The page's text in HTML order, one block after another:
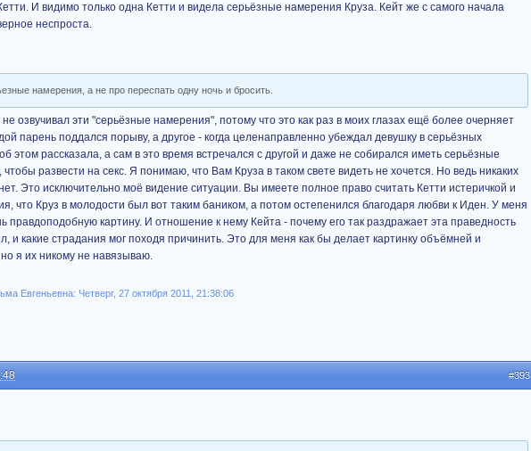
И видимо только одна Кетти и видела серьёзные намерения Круза. Кейт же с самого начала
неспроста.
намерения, а не про переспать одну ночь и бросить.
озвучивал эти "серьёзные намерения", потому что это как раз в моих глазах ещё более очерняет
парень поддался порыву, а другое - когда целенаправленно убеждал девушку в серьёзных
этом рассказала, а сам в это время встречался с другой и даже не собирался иметь серьёзные
развести на секс. Я понимаю, что Вам Круза в таком свете видеть не хочется. Но ведь никаких
Это исключительно моё видение ситуации. Вы имеете полное право считать Кетти истеричкой и
что Круз в молодости был вот таким баником, а потом остепенился благодаря любви к Иден. У меня
правдоподобную картину. И отношение к нему Кейта - почему его так раздражает эта праведность
и какие страдания мог походя причинить. Это для меня как бы делает картинку объёмней и
я их никому не навязываю.
Евгеньевна: Четверг, 27 октября 2011, 21:38:06
#393